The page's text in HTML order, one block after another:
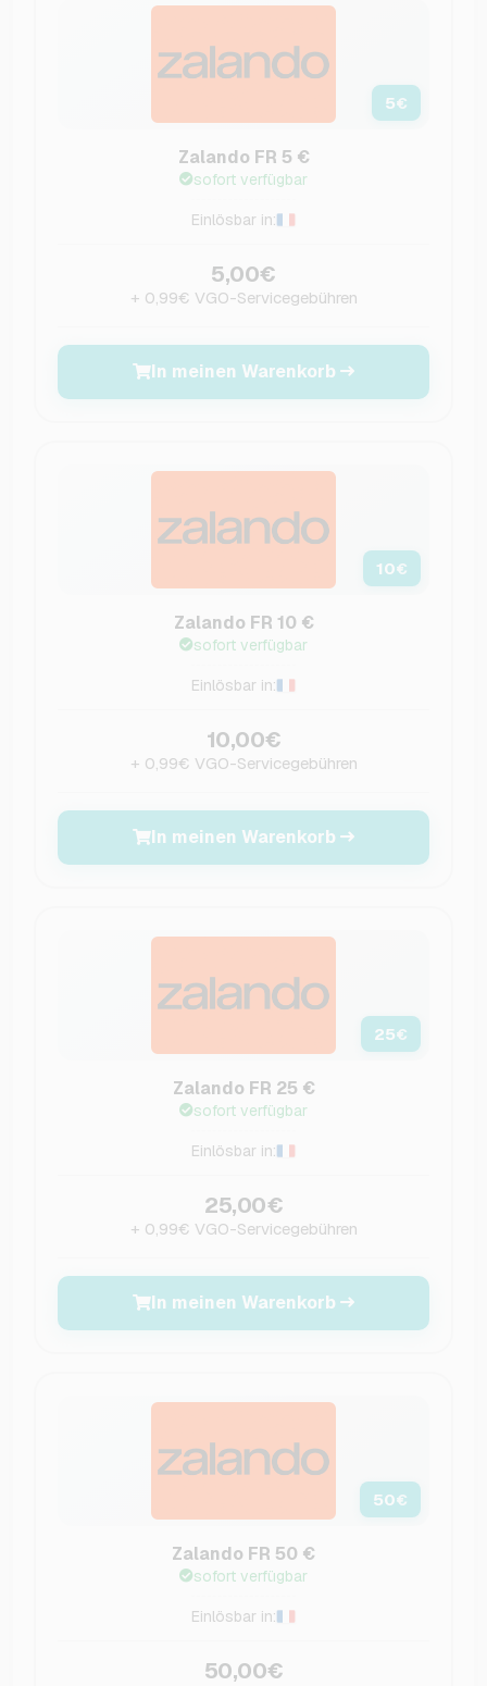
5€
Zalando FR 5 €
sofort verfügbar
Einlösbar in:
5,00€
+ 0,99€ VGO-Servicegebühren
In meinen Warenkorb
10€
Zalando FR 10 €
sofort verfügbar
Einlösbar in:
10,00€
+ 0,99€ VGO-Servicegebühren
In meinen Warenkorb
25€
Zalando FR 25 €
sofort verfügbar
Einlösbar in:
25,00€
+ 0,99€ VGO-Servicegebühren
In meinen Warenkorb
50€
Zalando FR 50 €
sofort verfügbar
Einlösbar in:
50,00€